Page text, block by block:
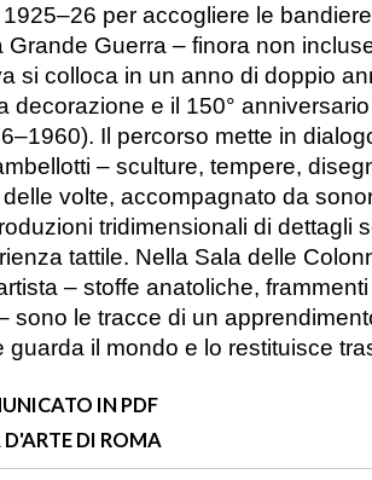
per accogliere le
Grande Guerra – finora non
si colloca in un anno di doppio
decorazione e il 150°
Il percorso mette in
– sculture, tempere,
volte, accompagnato da
tridimensionali di dettagli
tattile. Nella Sala delle
– stoffe anatoliche,
sono le tracce di un
guarda il mondo e lo restituisce
IN PDF
DI ROMA